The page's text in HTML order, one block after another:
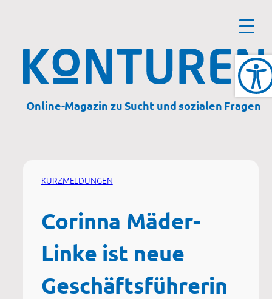
Online-Magazin zu Sucht und sozialen Fragen
KURZMELDUNGEN
Corinna Mäder-
Linke ist neue
Geschäftsführerin